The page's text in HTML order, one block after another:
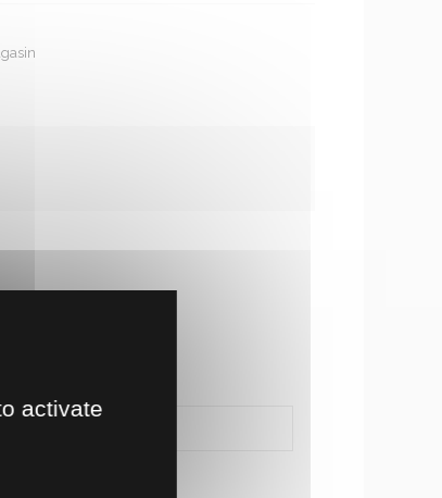
au DS40FS).
activate